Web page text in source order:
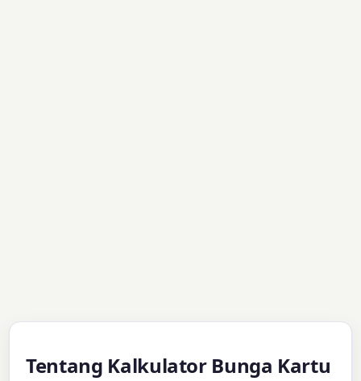
Tentang Kalkulator Bunga Kartu